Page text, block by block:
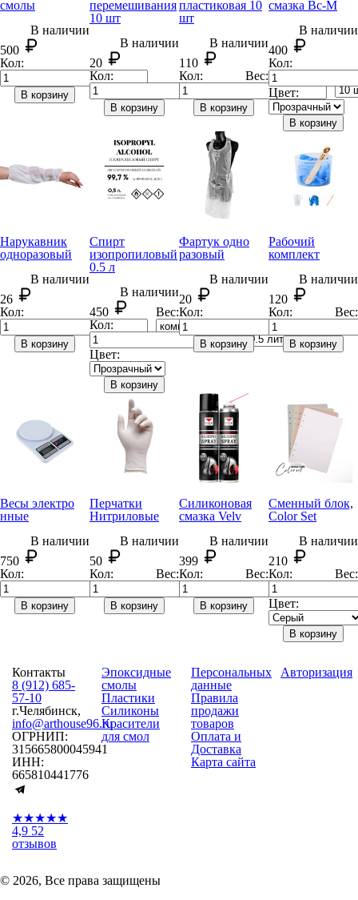
смолы
В наличии
500
Кол:
В корзину
перемешивания
10 шт
В наличии
20
Кол:
Вес:
В корзину
пластиковая 10
шт
В наличии
110
Кол:
В корзину
смазка Вс-М
В наличии
400
Кол:
Цвет:
В корзину
Нарукавник
одноразовый
В наличии
26
Кол:
Вес:
В корзину
Спирт
изопропиловый
0.5 л
В наличии
450
Кол:
Цвет:
В корзину
Фартук одно
разовый
В наличии
20
Кол:
Вес:
В корзину
Рабочий
комплект
В наличии
120
Кол:
В корзину
Весы электро
нные
В наличии
750
Кол:
Вес:
В корзину
Перчатки
Нитриловые
В наличии
50
Кол:
Вес:
В корзину
Силиконовая
смазка Velv
В наличии
399
Кол:
Вес:
В корзину
Сменный блок,
Color Set
В наличии
210
Кол:
Цвет:
В корзину
Контакты
8 (912) 685-
57-10
г.Челябинск,
info@arthouse96.ru
ОГРНИП:
315665800045941
ИНН:
665810441776
★★★★★
4,9 52
отзывов
Эпоксидные
смолы
Пластики
Силиконы
Красители
для смол
Персональных
данные
Правила
продажи
товаров
Оплата и
Доставка
Карта сайта
Авторизация
© 2026, Все права защищены